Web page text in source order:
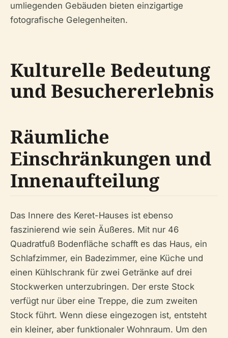
umliegenden Gebäuden bieten einzigartige
fotografische Gelegenheiten.
Kulturelle Bedeutung
und Besuchererlebnis
Räumliche
Einschränkungen und
Innenaufteilung
Das Innere des Keret-Hauses ist ebenso
faszinierend wie sein Äußeres. Mit nur 46
Quadratfuß Bodenfläche schafft es das Haus, ein
Schlafzimmer, ein Badezimmer, eine Küche und
einen Kühlschrank für zwei Getränke auf drei
Stockwerken unterzubringen. Der erste Stock
verfügt nur über eine Treppe, die zum zweiten
Stock führt. Wenn diese eingezogen ist, entsteht
ein kleiner, aber funktionaler Wohnraum. Um den